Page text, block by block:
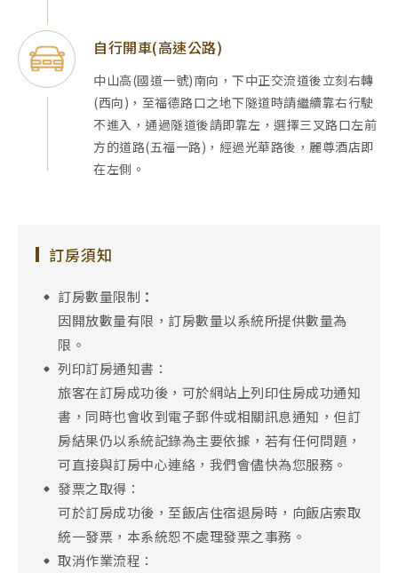
自行開車(高速公路)
中山高(國道一號)南向，下中正交流道後立刻右轉
(西向)，至福德路口之地下隧道時請繼續靠右行駛
不進入，通過隧道後請即靠左，選擇三叉路口左前
方的道路(五福一路)，經過光華路後，麗尊酒店即
在左側。
訂房須知
訂房數量限制 ：
因開放數量有限，訂房數量以系統所提供數量為
限。
列印訂房通知書：
旅客在訂房成功後，可於網站上列印住房成功通知
書，同時也會收到電子郵件或相關訊息通知，但訂
房結果仍以系統記錄為主要依據，若有任何問題，
可直接與訂房中心連絡，我們會儘快為您服務。
發票之取得：
可於訂房成功後，至飯店住宿退房時，向飯店索取
統一發票，本系統恕不處理發票之事務。
取消作業流程：